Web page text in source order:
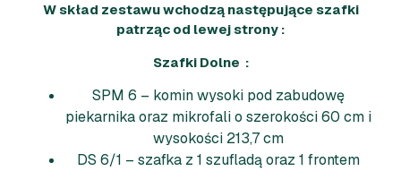
W skład zestawu wchodzą następujące szafki
patrząc od lewej strony :
Szafki Dolne :
SPM 6 – komin wysoki pod zabudowę
piekarnika oraz mikrofali o szerokości 60 cm i
wysokości 213,7 cm
DS 6/1 – szafka z 1 szufladą oraz 1 frontem